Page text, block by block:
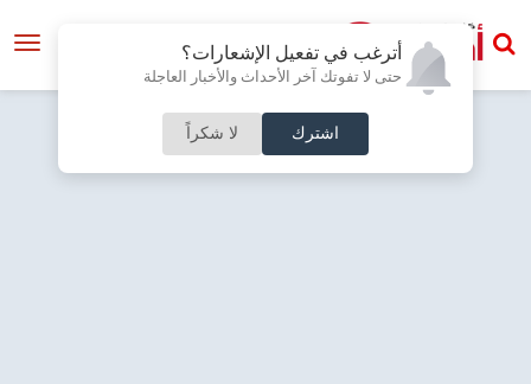
أترغب في تفعيل الإشعارات؟
حتى لا تفوتك آخر الأحداث والأخبار العاجلة
اشترك لا شكراً